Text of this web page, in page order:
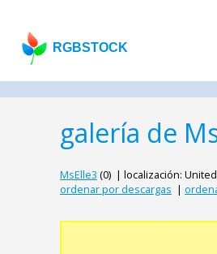
RGBSTOCK
galería de
MsElle3 (0) | localización:
ordenar por descargas |